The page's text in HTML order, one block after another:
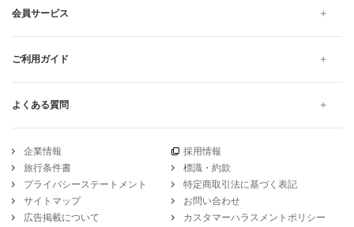
会員サービス
ご利用ガイド
よくある質問
企業情報
採用情報
旅行条件書
標識・約款
プライバシーステートメント
特定商取引法に基づく表記
サイトマップ
お問い合わせ
広告掲載について
カスタマーハラスメントポリシー